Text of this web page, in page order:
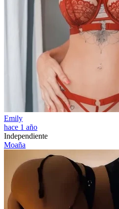
Emily
hace 1 año
Independiente
Moaña